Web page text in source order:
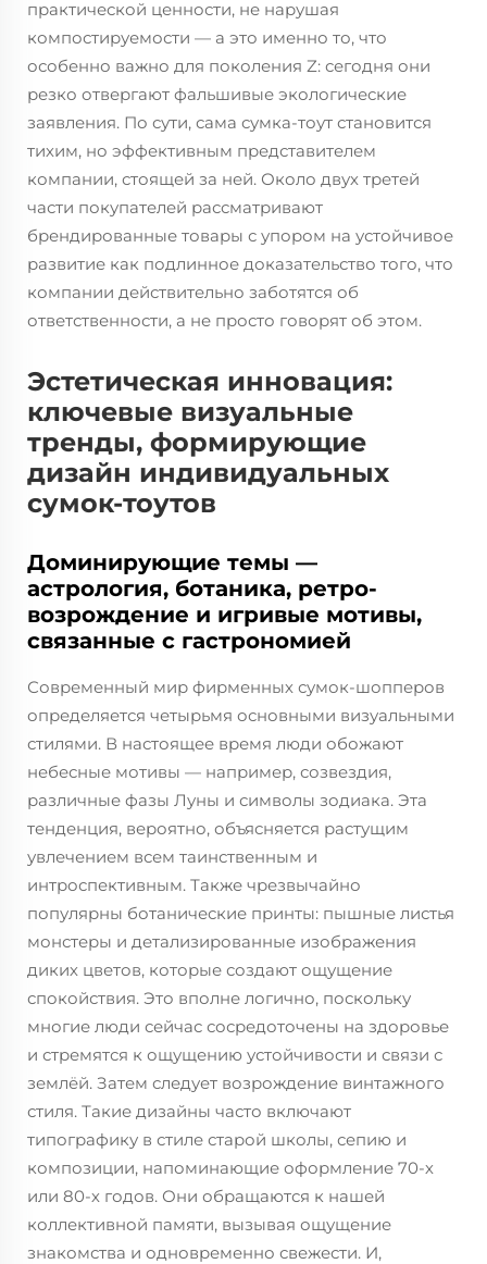
практической ценности, не нарушая
компостируемости — а это именно то, что
особенно важно для поколения Z: сегодня они
резко отвергают фальшивые экологические
заявления. По сути, сама сумка-тоут становится
тихим, но эффективным представителем
компании, стоящей за ней. Около двух третей
части покупателей рассматривают
брендированные товары с упором на устойчивое
развитие как подлинное доказательство того, что
компании действительно заботятся об
ответственности, а не просто говорят об этом.
Эстетическая инновация:
ключевые визуальные
тренды, формирующие
дизайн индивидуальных
сумок-тоутов
Доминирующие темы —
астрология, ботаника, ретро-
возрождение и игривые мотивы,
связанные с гастрономией
Современный мир фирменных сумок-шопперов
определяется четырьмя основными визуальными
стилями. В настоящее время люди обожают
небесные мотивы — например, созвездия,
различные фазы Луны и символы зодиака. Эта
тенденция, вероятно, объясняется растущим
увлечением всем таинственным и
интроспективным. Также чрезвычайно
популярны ботанические принты: пышные листья
монстеры и детализированные изображения
диких цветов, которые создают ощущение
спокойствия. Это вполне логично, поскольку
многие люди сейчас сосредоточены на здоровье
и стремятся к ощущению устойчивости и связи с
землёй. Затем следует возрождение винтажного
стиля. Такие дизайны часто включают
типографику в стиле старой школы, сепию и
композиции, напоминающие оформление 70-х
или 80-х годов. Они обращаются к нашей
коллективной памяти, вызывая ощущение
знакомства и одновременно свежести. И,